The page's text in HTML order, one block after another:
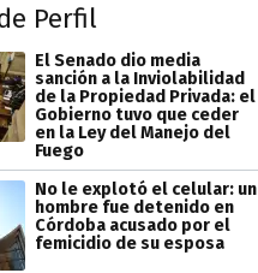
Perfil
El Senado dio media
sanción a la Inviolabilidad
de la Propiedad Privada: el
Gobierno tuvo que ceder
en la Ley del Manejo del
Fuego
No le explotó el celular: un
hombre fue detenido en
Córdoba acusado por el
femicidio de su esposa